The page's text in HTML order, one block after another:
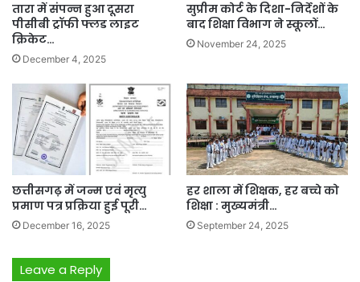
तारा में संपन्न हुआ दूसरा
पीसीबी ट्रॉफी फ्लड लाइट
क्रिकेट…
December 4, 2025
सुप्रीम कोर्ट के दिशा-निर्देशों के
बाद शिक्षा विभाग ने स्कूलों…
November 24, 2025
छत्तीसगढ़ में जन्म एवं मृत्यु
प्रमाण पत्र प्रक्रिया हुई पूरी…
December 16, 2025
हर शाला में शिक्षक, हर बच्चे को
शिक्षा : मुख्यमंत्री…
September 24, 2025
Leave a Reply